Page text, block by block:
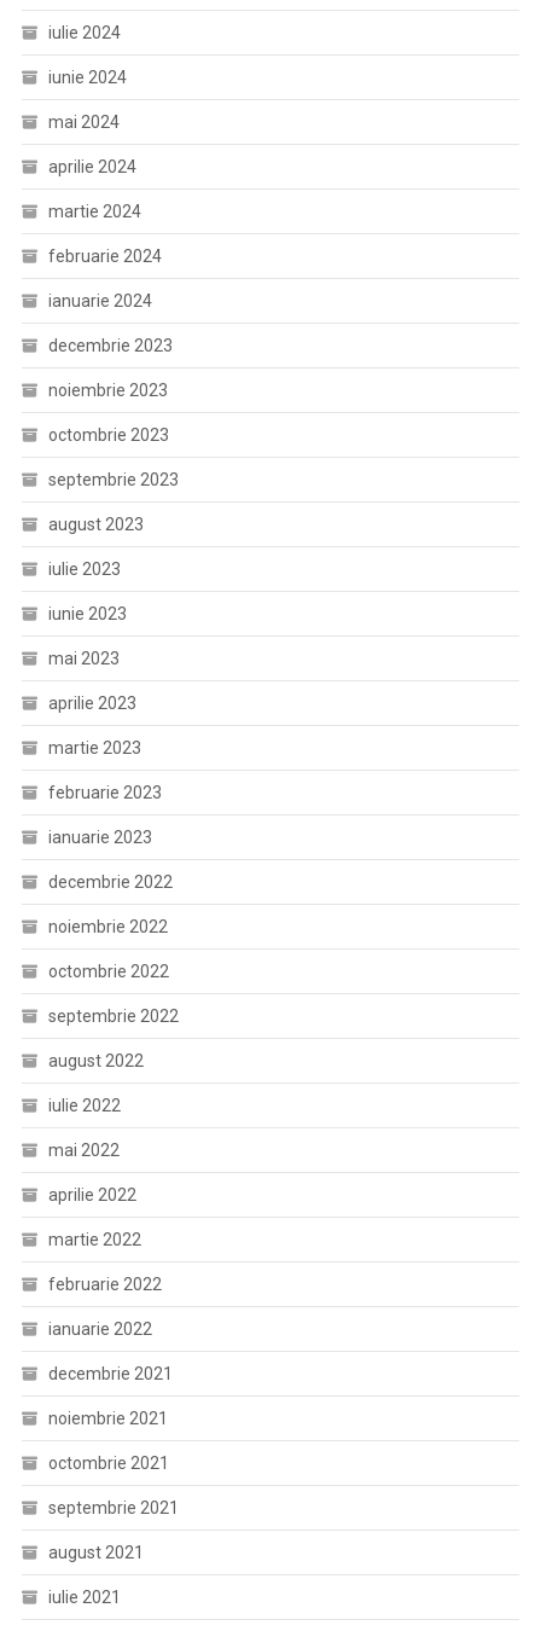
iulie 2024
iunie 2024
mai 2024
aprilie 2024
martie 2024
februarie 2024
ianuarie 2024
decembrie 2023
noiembrie 2023
octombrie 2023
septembrie 2023
august 2023
iulie 2023
iunie 2023
mai 2023
aprilie 2023
martie 2023
februarie 2023
ianuarie 2023
decembrie 2022
noiembrie 2022
octombrie 2022
septembrie 2022
august 2022
iulie 2022
mai 2022
aprilie 2022
martie 2022
februarie 2022
ianuarie 2022
decembrie 2021
noiembrie 2021
octombrie 2021
septembrie 2021
august 2021
iulie 2021